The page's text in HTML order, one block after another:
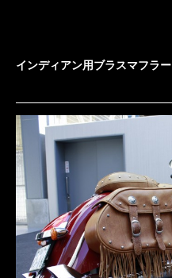
インディアン用ブラスマフラー